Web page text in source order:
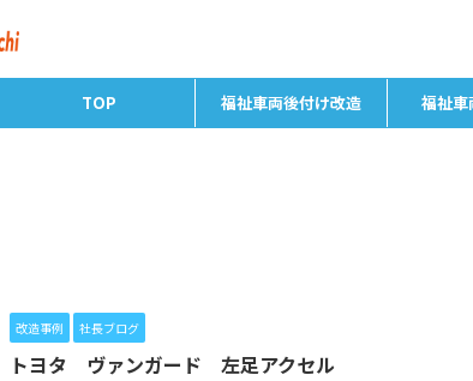
TOP 福祉車両後付け改造 福祉車
改造事例 社長ブログ
トヨタ ヴァンガード 左足アクセル